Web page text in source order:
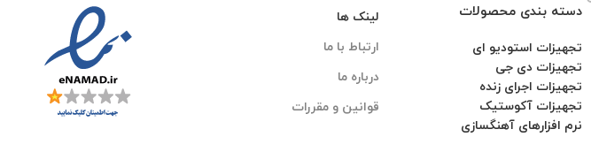
دسته بندی محصولات
تجهیزات استودیو ای
تجهیزات دی جی
تجهیزات اجرای زنده
تجهیزات آکوستیک
نرم افزارهای آهنگسازی
لینک ها
ارتباط با ما
درباره ما
قوانین و مقررات